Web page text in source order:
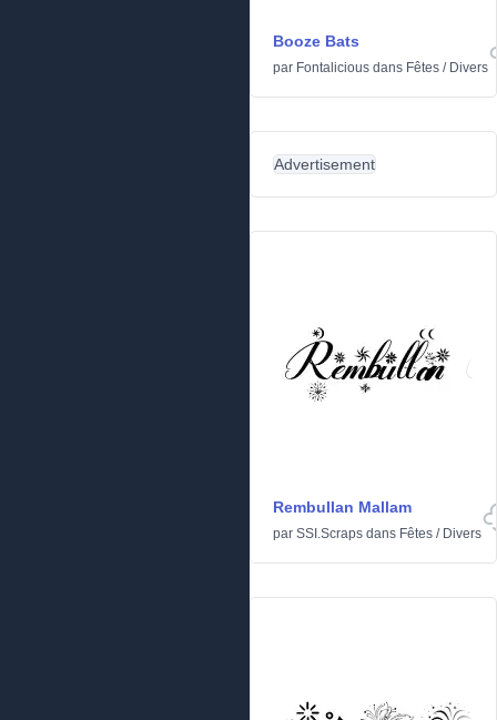
Booze Bats
par Fontalicious dans Fêtes / Divers
Advertisement
Rembullan Mallam
par SSI.Scraps dans Fêtes / Divers